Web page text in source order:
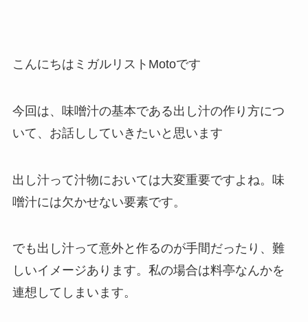
こんにちはミガルリストMotoです
今回は、味噌汁の基本である出し汁の作り方につ
いて、お話ししていきたいと思います
出し汁って汁物においては大変重要ですよね。味
噌汁には欠かせない要素です。
でも出し汁って意外と作るのが手間だったり、難
しいイメージあります。私の場合は料亭なんかを
連想してしまいます。